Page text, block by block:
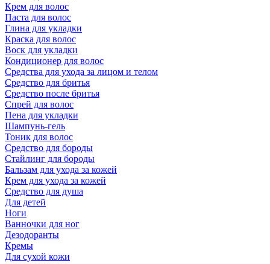
Крем для волос
Паста для волос
Глина для укладки
Краска для волос
Воск для укладки
Кондиционер для волос
Средства для ухода за лицом и телом
Средство для бритья
Средство после бритья
Спрей для волос
Пена для укладки
Шампунь-гель
Тоник для волос
Средство для бороды
Стайлинг для бороды
Бальзам для ухода за кожей
Крем для ухода за кожей
Средство для душа
Для детей
Ноги
Ванночки для ног
Дезодоранты
Кремы
Для сухой кожи